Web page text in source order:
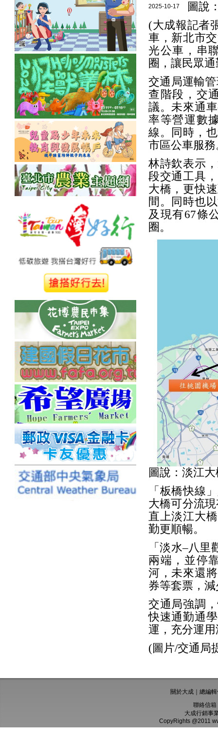
2025-10-17
圖說
(大成報記者
車，新北市
光公車，串
圈，讓民眾
交通局運輸
查階段，交
議。未來通
率等營運數
線。同時，
市區公車服務
林詩欽表示
段交通工具
大橋，更快
間。同時也
及現有67條
圈。
圖說：淡江
「板橋快線
大橋可分流
直上淡江大
勤更順暢。
「淡水–八
兩端，並停
河，未來還
券等套票，
交通局強調
快速通勤通
運，充分運
(圖片/交通局